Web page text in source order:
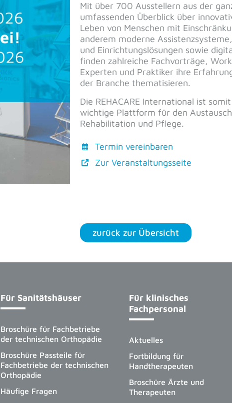
Mit über 700 Ausstellern aus der
umfassenden Überblick über
Leben von Menschen mit
anderem moderne
und Einrichtungslösungen sowie
finden zahlreiche Fachvorträge,
Experten und Praktiker ihre
der Branche thematisieren.
Die REHACARE International ist
wichtige Plattform für den
Rehabilitation und Pflege.
Termin vereinbaren
Zur Veranstaltungsseite
zurück zur Übersicht
Für Sanitätshäuser
Broschüre für Fachbetriebe
der technischen Orthopädie
Broschüre Passteile für
Fachbetriebe der technischen
Orthopädie
Häufige Fragen
Für klinisches
Fachpersonal
Aktuelles
Fortbildung für
Handtherapeuten
Broschüre Ärzte und
Therapeuten